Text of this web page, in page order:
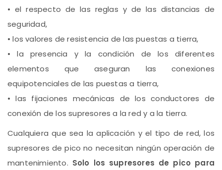
• el respecto de las reglas y de las distancias de
seguridad,
• los valores de resistencia de las puestas a tierra,
• la presencia y la condición de los diferentes
elementos que aseguran las conexiones
equipotenciales de las puestas a tierra,
• las fijaciones mecánicas de los conductores de
conexión de los supresores a la red y a la tierra.
Cualquiera que sea la aplicación y el tipo de red, los
supresores de pico no necesitan ningún operación de
mantenimiento. Solo los supresores de pico para